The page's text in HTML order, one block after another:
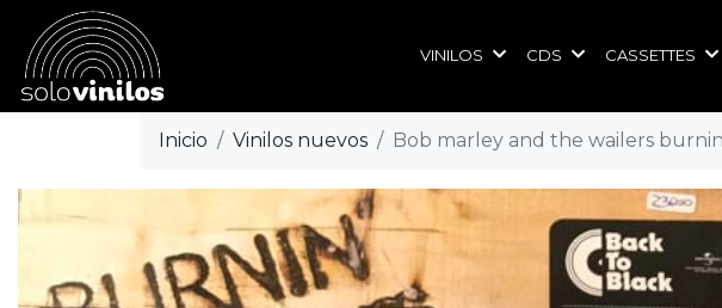
VINILOS CDS CASSETTES
Inicio Vinilos nuevos Bob marley and the wailers